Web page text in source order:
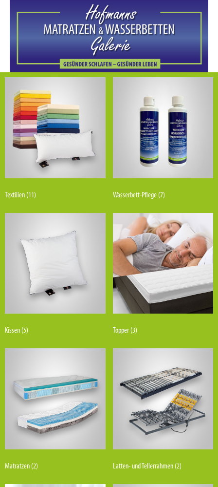
Textilien (11) Wasserbett-Pflege (7)
Kissen (5) Topper (3)
Matratzen (2) Latten- und Tellerrahmen (2)